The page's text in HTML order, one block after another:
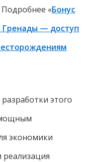
«Бонус
Гренады — доступ
этого
экономики
реализация